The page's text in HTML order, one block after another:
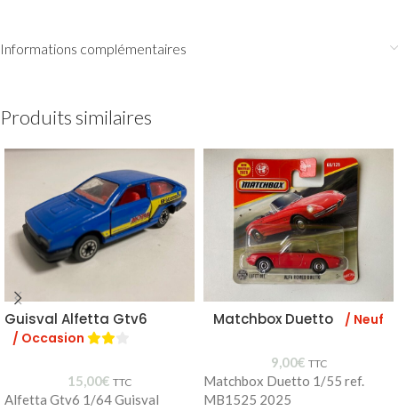
Informations complémentaires
Produits similaires
Guisval Alfetta Gtv6
/ Occasion
15,00€ TTC
Alfetta Gtv6 1/64 Guisval
Matchbox Duetto / Neuf
9,00€ TTC
Matchbox Duetto 1/55 ref.
MB1525 2025